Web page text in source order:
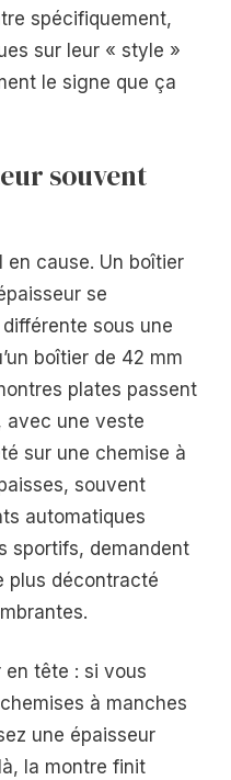
spécifiquement,
sur leur « style »
le signe que ça
souvent
en cause. Un boîtier
se
sous une
boîtier de 42 mm
plates passent
avec une veste
sur une chemise à
souvent
automatiques
sportifs, demandent
plus décontracté
en tête : si vous
à manches
une épaisseur
la montre finit